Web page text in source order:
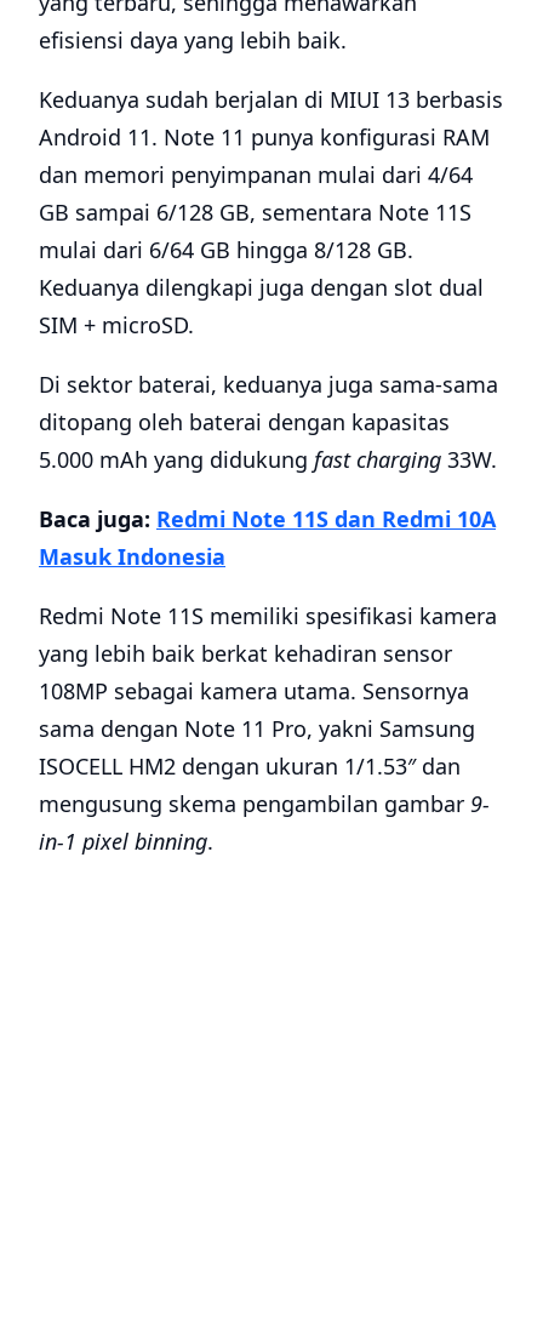
efisiensi daya yang lebih baik.
Keduanya sudah berjalan di MIUI 13 berbasis
Android 11. Note 11 punya konfigurasi RAM
dan memori penyimpanan mulai dari 4/64
GB sampai 6/128 GB, sementara Note 11S
mulai dari 6/64 GB hingga 8/128 GB.
Keduanya dilengkapi juga dengan slot dual
SIM + microSD.
Di sektor baterai, keduanya juga sama-sama
ditopang oleh baterai dengan kapasitas
5.000 mAh yang didukung fast charging 33W.
Baca juga: Redmi Note 11S dan Redmi 10A
Masuk Indonesia
Redmi Note 11S memiliki spesifikasi kamera
yang lebih baik berkat kehadiran sensor
108MP sebagai kamera utama. Sensornya
sama dengan Note 11 Pro, yakni Samsung
ISOCELL HM2 dengan ukuran 1/1.53″ dan
mengusung skema pengambilan gambar 9-
in-1 pixel binning.